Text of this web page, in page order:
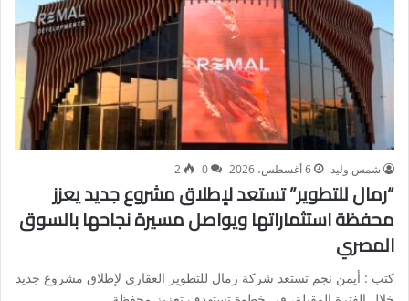
شمس وليد 6 أغسطس، 2026 0
2
“رمال للتطوير” تستعد لإطلاق مشروع جديد يعزز
محفظة استثماراتها ويواصل مسيرة نجاحها بالسوق
المصري
كتب : أيمن نجم تستعد شركة رمال للتطوير العقاري لإطلاق مشروع جديد